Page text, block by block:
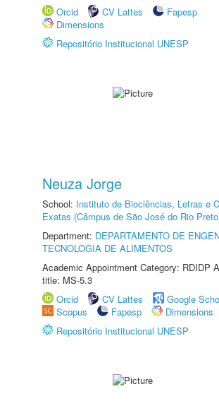
Orcid
CV Lattes
Fapesp
Dimensions
Repositório Institucional UNESP
Neuza Jorge
School: Instituto de Biociências, Letras e
Exatas (Câmpus de São José do Rio
Department: DEPARTAMENTO DE
TECNOLOGIA DE ALIMENTOS
Academic Appointment Category: RDIDP
title: MS-5.3
Orcid
CV Lattes
Google
Scopus
Fapesp
Dimensions
Repositório Institucional UNESP